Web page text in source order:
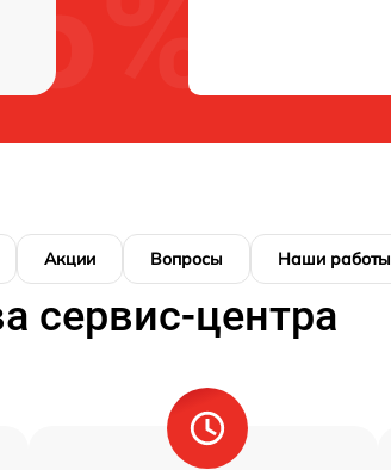
Акции Вопросы Наши работы
сервис-центра